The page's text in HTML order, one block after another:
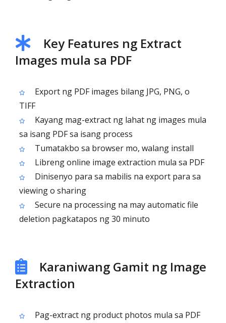
Key Features ng Extract
Images mula sa PDF
Export ng PDF images bilang JPG, PNG, o
TIFF
Kayang mag-extract ng lahat ng images mula
sa isang PDF sa isang process
Tumatakbo sa browser mo, walang install
Libreng online image extraction mula sa PDF
Dinisenyo para sa mabilis na export para sa
viewing o sharing
Secure na processing na may automatic file
deletion pagkatapos ng 30 minuto
Karaniwang Gamit ng Image
Extraction
Pag-extract ng product photos mula sa PDF